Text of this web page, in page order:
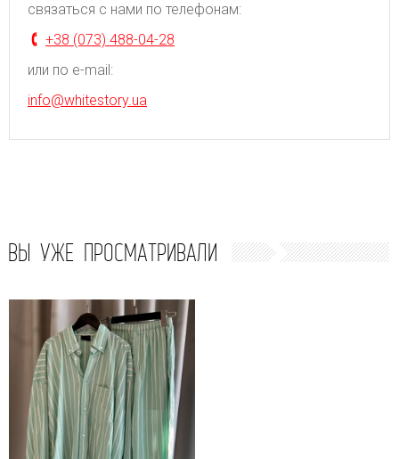
связаться с нами по телефонам:
+38 (073) 488-04-28
или по e-mail:
info@whitestory.ua
ВЫ УЖЕ ПРОСМАТРИВАЛИ